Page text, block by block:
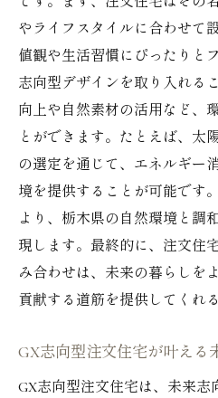
やライフスタイルに合わせて
値観や生活習慣にぴったりと
志向型デザインを取り入れる
向上や自然素材の活用など、
とができます。たとえば、太
の選定を通じて、エネルギー
境を提供することが可能です
より、栃木県の自然環境と調
現します。最終的に、注文住
み合わせは、未来の暮らしを
貢献する道筋を提供してくれる
GX志向型注文住宅が叶える
GX志向型注文住宅は、未来志